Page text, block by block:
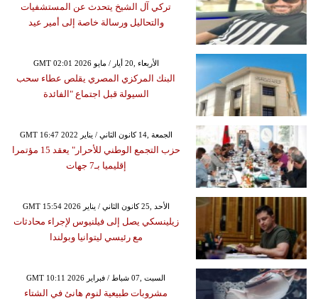
تركي آل الشيخ يتحدث عن المستشفيات
والتحاليل ورسالة خاصة إلى أمير عيد
GMT 02:01 2026 الأربعاء ,20 أيار / مايو
البنك المركزي المصري يقلص عطاء سحب
السيولة قبل اجتماع "الفائدة
GMT 16:47 2022 الجمعة ,14 كانون الثاني / يناير
حزب التجمع الوطني للأحرار" يعقد 15 مؤتمرا
إقليميا بـ7 جهات
GMT 15:54 2026 الأحد ,25 كانون الثاني / يناير
زيلينسكي يصل إلى فيلنيوس لإجراء محادثات
مع رئيسي ليتوانيا وبولندا
GMT 10:11 2026 السبت ,07 شباط / فبراير
مشروبات طبيعية لنوم هانئ في الشتاء